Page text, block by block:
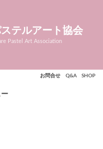
テルアート協会
Pastel Art Association
お問合せ Q&A SHOP